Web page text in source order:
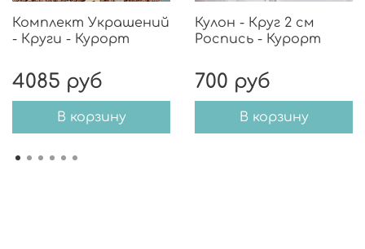
Комплект Украшений
- Круги - Курорт
4085 руб
В корзину
Кулон - Круг 2 см
Роспись - Курорт
700 руб
В корзину